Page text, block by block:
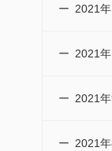
2021
2021
2021年
2021年